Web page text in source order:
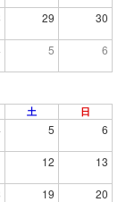
29 30
5 6
土 日
5 6
12 13
19 20